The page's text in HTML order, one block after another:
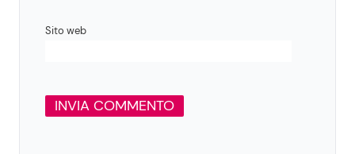
Sito web